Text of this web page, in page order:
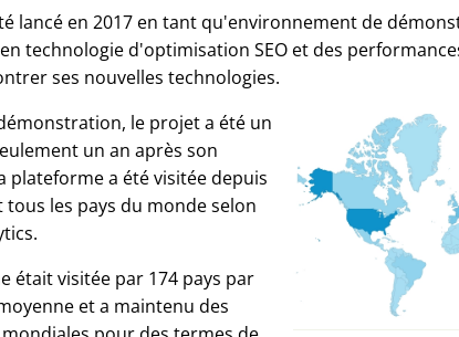
lancé en 2017 en tant qu'environnement de
technologie d'optimisation SEO et des
ses nouvelles technologies.
le projet a été un
un an après son
plateforme a été visitée depuis
les pays du monde selon
était visitée par 174 pays par
et a maintenu des